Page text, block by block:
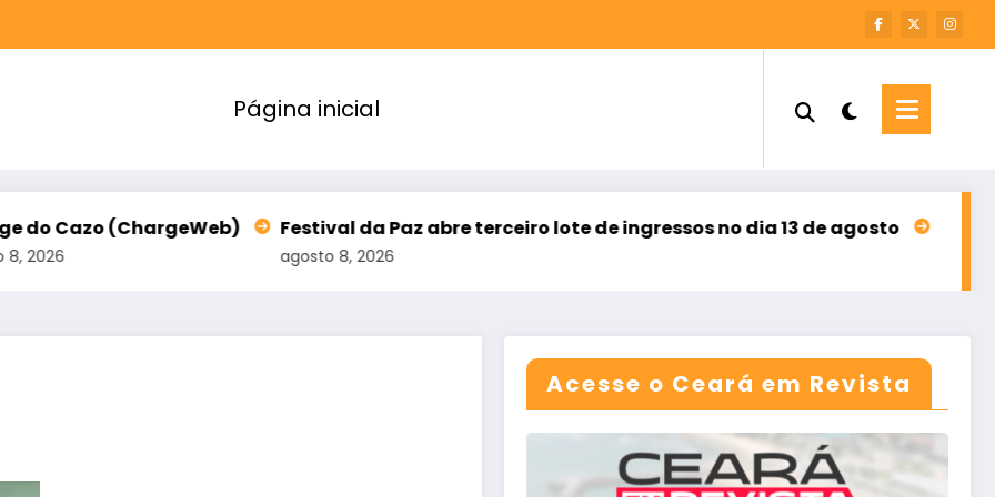
Página inicial
Festival da Paz abre terceiro lote de ingressos no dia 13 de agosto Sebrae Ceará abre
Acesse o Ceará em Revista